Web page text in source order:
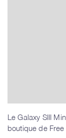
Le Galaxy SIII
boutique de